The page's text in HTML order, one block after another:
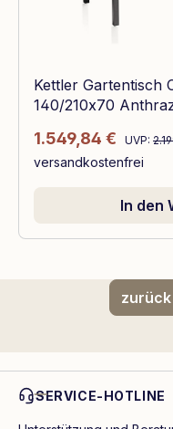
Kettler Gartentisch
140/210x70
Verkaufspreis:
1.549,84 € UVP:
versandkostenfrei
In den
SERVICE-HOTLINE